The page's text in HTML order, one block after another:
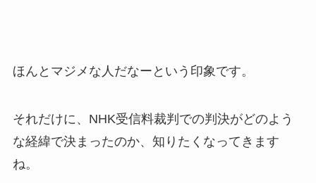
ほんとマジメな人だなーという印象です。
それだけに、NHK受信料裁判での判決がどのよう
な経緯で決まったのか、知りたくなってきます
ね。